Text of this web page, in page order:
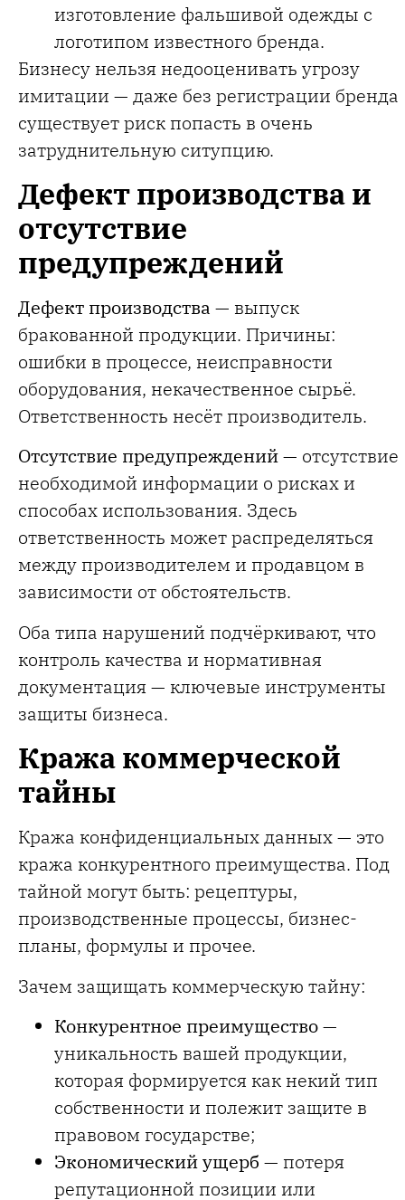
изготовление фальшивой одежды с
логотипом известного бренда.
Бизнесу нельзя недооценивать угрозу
имитации — даже без регистрации бренда
существует риск попасть в очень
затруднительную ситупцию.
Дефект производства и
отсутствие
предупреждений
Дефект производства — выпуск
бракованной продукции. Причины:
ошибки в процессе, неисправности
оборудования, некачественное сырьё.
Ответственность несёт производитель.
Отсутствие предупреждений— отсутствие
необходимой информации о рисках и
способах использования. Здесь
ответственность может распределяться
между производителем и продавцом в
зависимости от обстоятельств.
Оба типа нарушений подчёркивают, что
контроль качества и нормативная
документация — ключевые инструменты
защиты бизнеса.
Кража коммерческой
тайны
Кража конфиденциальных данных — это
кража конкурентного преимущества. Под
тайной могут быть: рецептуры,
производственные процессы, бизнес-
планы, формулы и прочее.
Зачем защищать коммерческую тайну:
Конкурентное преимущество—
уникальность вашей продукции,
которая формируется как некий тип
собственности и полежит защите в
правовом государстве;
Экономический ущерб — потеря
репутационной позиции или